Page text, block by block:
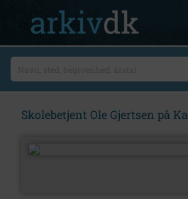
Skolebetjent Ole Gjertsen på